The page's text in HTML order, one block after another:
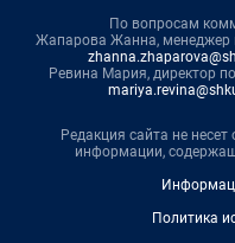
По вопросам
Жапарова Жанна, менеджер
Ревина Мария, директор
Редакция сайта не несет
информации,
Политика